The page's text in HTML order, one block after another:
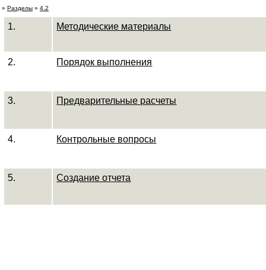
» Разделы » 4.2
1. Методические материалы
2. Порядок выполнения
3. Предварительные расчеты
4. Контрольные вопросы
5. Создание отчета